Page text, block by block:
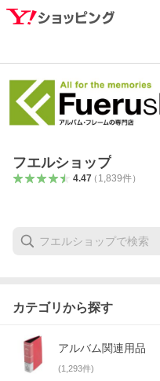
フエルショップ
4.47（ 1,839件）
カテゴリから探す
アルバム関連用品
(1,293件)